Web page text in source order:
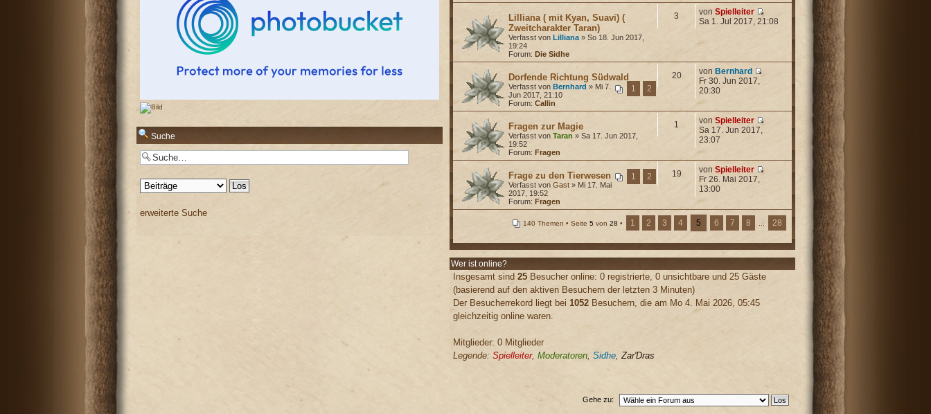
Suche
erweiterte Suche
Lilliana ( mit Kyan, Suavi) (
Zweitcharakter Taran)
Verfasst von Lilliana» So 18. Jun 2017,
19:24
Forum: Die Sidhe
3
Antworten vonSpielleiter
Sa 1. Jul 2017, 21:08
Dorfende Richtung Südwald
1 2
Verfasst von Bernhard » Mi 7.
Jun 2017, 21:10
Forum: Callin
20
Antworten von Bernhard
Fr 30. Jun 2017,
20:30
Fragen zur Magie
Verfasst von Taran » Sa 17. Jun 2017,
19:52
Forum: Fragen
1
Antworten vonSpielleiter
Sa 17. Jun 2017,
23:07
Frage zu den Tierwesen 1 2
Verfasst von Gast» Mi 17. Mai
2017, 19:52
Forum: Fragen
19
Antworten vonSpielleiter
Fr 26. Mai 2017,
13:00
140 Themen • Seite 5von 28 • 1 2 3 4 5 6 7 8 ... 28
Wer ist online?
Insgesamt sind 25Besucher online: 0 registrierte, 0 unsichtbare und 25 Gäste
(basierend auf den aktiven Besuchern der letzten 3 Minuten)
Der Besucherrekord liegt bei 1052Besuchern, die am Mo 4. Mai 2026, 05:45
gleichzeitig online waren.
Mitglieder: 0 Mitglieder
Legende: Spielleiter, Moderatoren, Sidhe,Zar'Dras
Gehe zu: